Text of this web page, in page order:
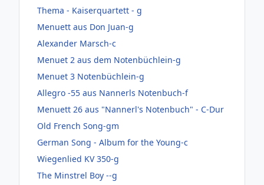
Thema - Kaiserquartett - g
Menuett aus Don Juan-g
Alexander Marsch-c
Menuet 2 aus dem Notenbüchlein-g
Menuet 3 Notenbüchlein-g
Allegro -55 aus Nannerls Notenbuch-f
Menuett 26 aus "Nannerl's Notenbuch" - C-Dur
Old French Song-gm
German Song - Album for the Young-c
Wiegenlied KV 350-g
The Minstrel Boy --g